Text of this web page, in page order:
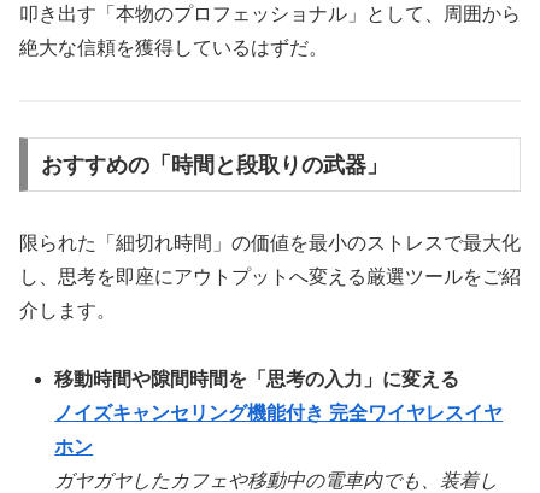
叩き出す「本物のプロフェッショナル」として、周囲から
絶大な信頼を獲得しているはずだ。
おすすめの「時間と段取りの武器」
限られた「細切れ時間」の価値を最小のストレスで最大化
し、思考を即座にアウトプットへ変える厳選ツールをご紹
介します。
移動時間や隙間時間を「思考の入力」に変える
ノイズキャンセリング機能付き 完全ワイヤレスイヤ
ホン
ガヤガヤしたカフェや移動中の電車内でも、装着し